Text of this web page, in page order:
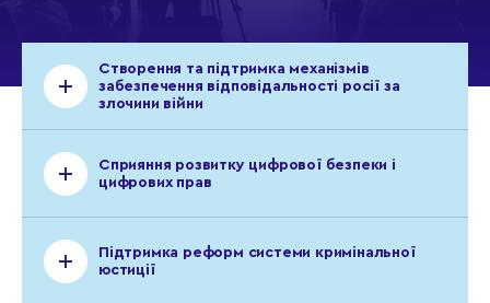
Створення та підтримка механізмів
забезпечення відповідальності росії за
злочини війни
Сприяння розвитку цифрової безпеки і
цифрових прав
Підтримка реформ системи кримінальної
юстиції